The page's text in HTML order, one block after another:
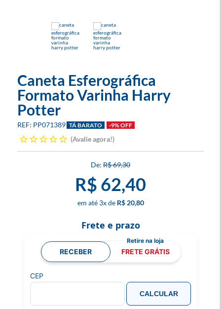
Caneta Esferográfica
Formato Varinha Harry
Potter
PP071389 TÁ BARATO -9% OFF
Avalie agora!
R$ 69,30
R$ 62,40
3x R$ 20,80
Frete e prazo
RECEBER FRETE GRÁTIS
CEP
CALCULAR